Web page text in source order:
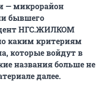
— микрорайон
бывшего
НГС.ЖИЛКОМ
каким критериям
которые войдут в
названия больше не
далее.